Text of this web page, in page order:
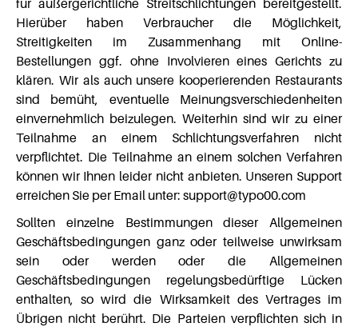
für außergerichtliche Streitschlichtungen bereitgestellt.
Hierüber haben Verbraucher die Möglichkeit,
Streitigkeiten im Zusammenhang mit Online-
Bestellungen ggf. ohne Involvieren eines Gerichts zu
klären. Wir als auch unsere kooperierenden Restaurants
sind bemüht, eventuelle Meinungsverschiedenheiten
einvernehmlich beizulegen. Weiterhin sind wir zu einer
Teilnahme an einem Schlichtungsverfahren nicht
verpflichtet. Die Teilnahme an einem solchen Verfahren
können wir Ihnen leider nicht anbieten. Unseren Support
erreichen Sie per Email unter: support@typo00.com
Sollten einzelne Bestimmungen dieser Allgemeinen
Geschäftsbedingungen ganz oder teilweise unwirksam
sein oder werden oder die Allgemeinen
Geschäftsbedingungen regelungsbedürftige Lücken
enthalten, so wird die Wirksamkeit des Vertrages im
Übrigen nicht berührt. Die Parteien verpflichten sich in